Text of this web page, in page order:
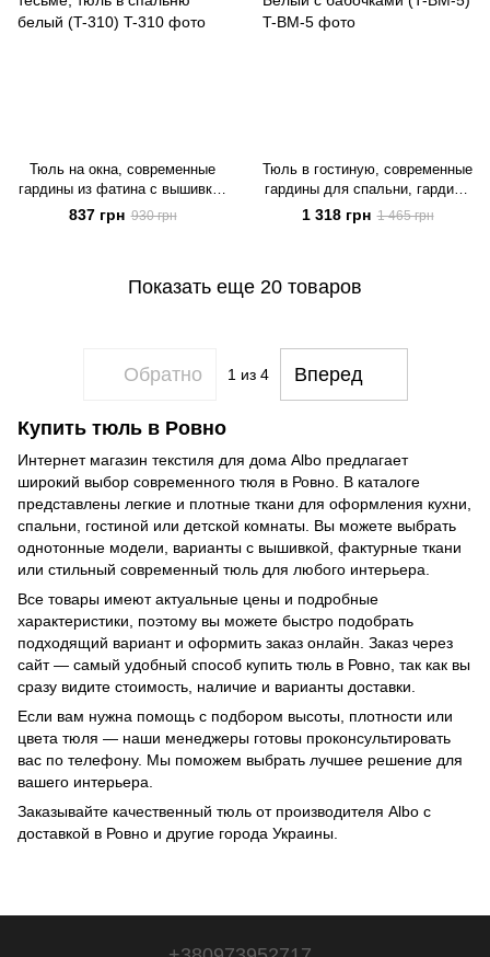
Тюль на окна, современные
гардины из фатина с вышивкой
на тесьме, тюль в спальню
белый (T-310)
837 грн 930 грн
Тюль в гостиную, современные
гардины для спальни, гардины
для зала Белый с бабочками
(T-BM-5)
1 318 грн 1 465 грн
Показать еще 20 товаров
Обратно 1 из 4 Вперед
Купить тюль в Ровно
Интернет магазин текстиля для дома Albo предлагает
широкий выбор современного тюля в Ровно. В каталоге
представлены легкие и плотные ткани для оформления кухни,
спальни, гостиной или детской комнаты. Вы можете выбрать
однотонные модели, варианты с вышивкой, фактурные ткани
или стильный современный тюль для любого интерьера.
Все товары имеют актуальные цены и подробные
характеристики, поэтому вы можете быстро подобрать
подходящий вариант и оформить заказ онлайн. Заказ через
сайт — самый удобный способ купить тюль в Ровно, так как вы
сразу видите стоимость, наличие и варианты доставки.
Если вам нужна помощь с подбором высоты, плотности или
цвета тюля — наши менеджеры готовы проконсультировать
вас по телефону. Мы поможем выбрать лучшее решение для
вашего интерьера.
Заказывайте качественный тюль от производителя Albo с
доставкой в Ровно и другие города Украины.